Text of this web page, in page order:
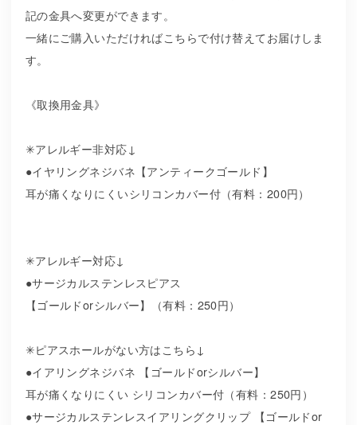
記の金具へ変更ができます。
一緒にご購入いただければこちらで付け替えてお届けしま
す。
《取換用金具》
✳︎アレルギー非対応↓
●イヤリングネジバネ【アンティークゴールド】
耳が痛くなりにくいシリコンカバー付（有料：200円）
✳︎アレルギー対応↓
●サージカルステンレスピアス
【ゴールドorシルバー】（有料：250円）
✳︎ピアスホールがない方はこちら↓
●イアリングネジバネ 【ゴールドorシルバー】
耳が痛くなりにくい シリコンカバー付（有料：250円）
●サージカルステンレスイアリングクリップ 【ゴールドor